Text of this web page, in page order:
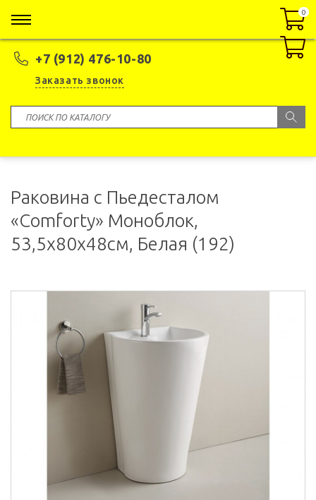
+7 (912) 476-10-80
Заказать звонок
0
0
Раковина с Пьедесталом
«Comforty» Моноблок,
53,5x80x48см, Белая (192)